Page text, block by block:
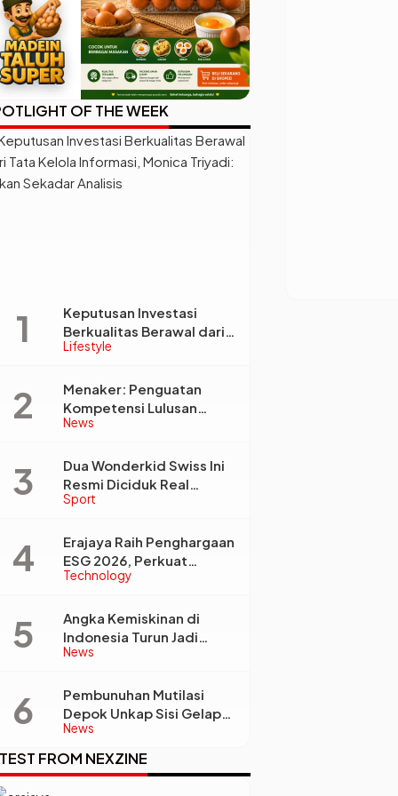
OF THE WEEK
Lifestyle
Keputusan Investasi
Berkualitas Berawal dari
Tata Kelola Informasi,
Sekadar Analisis
News
Menaker: Penguatan
Kompetensi Lulusan
Perguruan Tinggi Jadi
Kebutuhan Dunia Kerja
Sport
Dua Wonderkid Swiss Ini
Resmi Diciduk Real
Madrid dan Juventus,
Eropa
Technology
Erajaya Raih Penghargaan
ESG 2026, Perkuat
Circular Economy Lewat
Berkelanjutan
News
Angka Kemiskinan di
Indonesia Turun Jadi
22,93 Juta Orang, Tapi
Desa dan Kota Malah
Makin Lebar?
News
Pembunuhan Mutilasi
Depok Unkap Sisi Gelap
Penjual Piscok Berdarah
Dingin
FROM NEXZINE